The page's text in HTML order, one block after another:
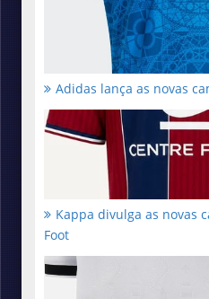
Adidas lança as novas
Kappa divulga as novas
Foot